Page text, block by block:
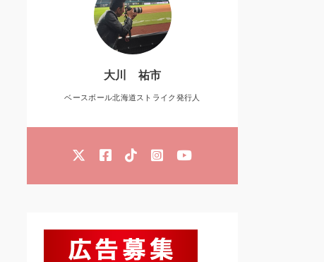
大川 祐市
ベースボール北海道ストライク発行人